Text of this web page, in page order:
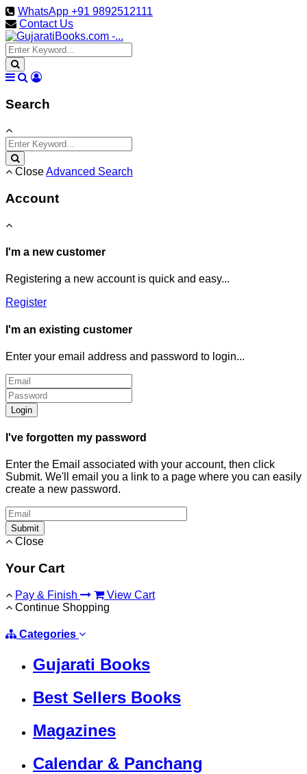
WhatsApp +91 9892512111
Contact Us
Search
CloseAdvanced Search
Account
I'm a new customer
Registering a new account is quick and easy...
Register
I'm an existing customer
Enter your email address and password to login...
Login
I've forgotten my password
Enter the Email associated with your account, then click
Submit. We'll email you a link to a page where you can easily
create a new password.
Submit
Close
Your Cart
Pay & Finish
View Cart
Continue Shopping
Categories
Gujarati Books
Best Sellers Books
Magazines
Calendar & Panchang